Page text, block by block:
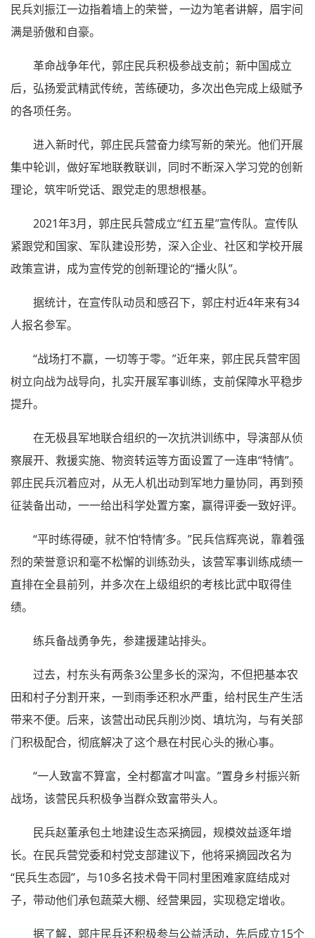
民兵刘振江一边指着墙上的荣誉，一边为笔者讲解，眉宇间
满是骄傲和自豪。
革命战争年代，郭庄民兵积极参战支前；新中国成立
后，弘扬爱武精武传统，苦练硬功，多次出色完成上级赋予
的各项任务。
进入新时代，郭庄民兵营奋力续写新的荣光。他们开展
集中轮训，做好军地联教联训，同时不断深入学习党的创新
理论，筑牢听党话、跟党走的思想根基。
2021年3月，郭庄民兵营成立“红五星”宣传队。宣传队
紧跟党和国家、军队建设形势，深入企业、社区和学校开展
政策宣讲，成为宣传党的创新理论的“播火队”。
据统计，在宣传队动员和感召下，郭庄村近4年来有34
人报名参军。
“战场打不赢，一切等于零。”近年来，郭庄民兵营牢固
树立向战为战导向，扎实开展军事训练，支前保障水平稳步
提升。
在无极县军地联合组织的一次抗洪训练中，导演部从侦
察展开、救援实施、物资转运等方面设置了一连串“特情”。
郭庄民兵沉着应对，从无人机出动到军地力量协同，再到预
征装备出动，一一给出科学处置方案，赢得评委一致好评。
“平时练得硬，就不怕‘特情’多。”民兵信辉亮说，靠着强
烈的荣誉意识和毫不松懈的训练劲头，该营军事训练成绩一
直排在全县前列，并多次在上级组织的考核比武中取得佳
绩。
练兵备战勇争先，参建援建站排头。
过去，村东头有两条3公里多长的深沟，不但把基本农
田和村子分割开来，一到雨季还积水严重，给村民生产生活
带来不便。后来，该营出动民兵削沙岗、填坑沟，与有关部
门积极配合，彻底解决了这个悬在村民心头的揪心事。
“一人致富不算富，全村都富才叫富。”置身乡村振兴新
战场，该营民兵积极争当群众致富带头人。
民兵赵董承包土地建设生态采摘园，规模效益逐年增
长。在民兵营党委和村党支部建议下，他将采摘园改名为
“民兵生态园”，与10多名技术骨干同村里困难家庭结成对
子，带动他们承包蔬菜大棚、经营果园，实现稳定增收。
据了解，郭庄民兵还积极参与公益活动，先后成立15个